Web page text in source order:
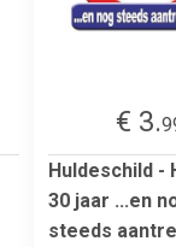
€ 3.
Huldeschild -
30 jaar ...en
steeds